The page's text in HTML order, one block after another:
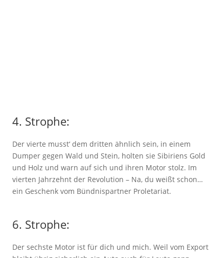
4. Strophe:
Der vierte musst‘ dem dritten ähnlich sein, in einem
Dumper gegen Wald und Stein, holten sie Sibiriens Gold
und Holz und warn auf sich und ihren Motor stolz. Im
vierten Jahrzehnt der Revolution – Na, du weißt schon…
ein Geschenk vom Bündnispartner Proletariat.
6. Strophe:
Der sechste Motor ist für dich und mich. Weil vom Export